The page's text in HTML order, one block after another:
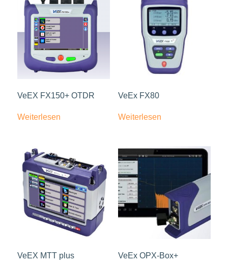
VeEX FX150+ OTDR
Weiterlesen
VeEx FX80
Weiterlesen
VeEX MTT plus VeEx OPX-Box+